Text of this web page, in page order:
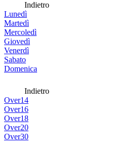
Indietro
Lunedì
Martedì
Mercoledì
Giovedì
Venerdì
Sabato
Domenica
Indietro
Over14
Over16
Over18
Over20
Over30